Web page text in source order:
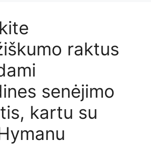
raktus
senėjimo
kartu su